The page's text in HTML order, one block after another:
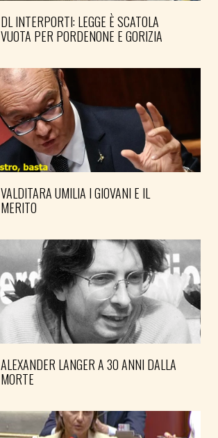
DL INTERPORTI: LEGGE È SCATOLA
VUOTA PER PORDENONE E GORIZIA
VALDITARA UMILIA I GIOVANI E IL
MERITO
ALEXANDER LANGER A 30 ANNI DALLA
MORTE